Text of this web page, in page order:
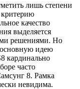
лишь степени
критерию
качество
выделяется
решениями. Но
основную идею
кардинально
часто
8. Рамка
невидима.